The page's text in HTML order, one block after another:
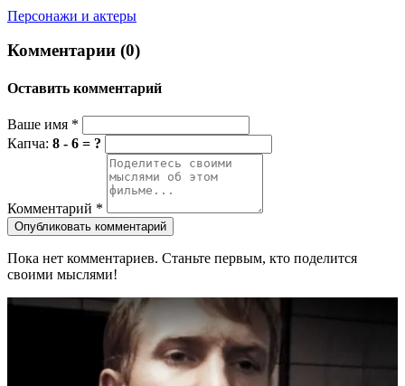
Персонажи и актеры
Комментарии (0)
Оставить комментарий
Ваше имя *
Капча: 8 - 6 = ?
Комментарий *
Опубликовать комментарий
Пока нет комментариев. Станьте первым, кто поделится
своими мыслями!